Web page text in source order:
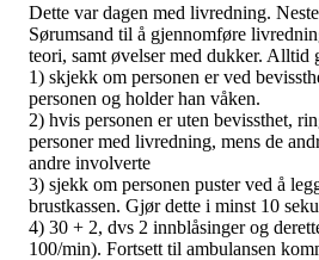
Dette var dagen med livredning.
Sørumsand til å gjennomføre
teori, samt øvelser med dukker. Alltid
1) skjekk om personen er ved
personen og holder han våken.
2) hvis personen er uten bevissthet,
personer med livredning, mens de
andre involverte
3) sjekk om personen puster ved å
brustkassen. Gjør dette i minst 10
4) 30 + 2, dvs 2 innblåsinger og
100/min). Fortsett til ambulansen